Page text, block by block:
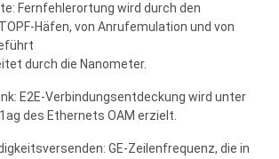
Fernfehlerortung wird durch den
Häfen, von Anrufemulation und von
durch die Nanometer.
E2E-Verbindungsentdeckung wird unter
des Ethernets OAM erzielt.
GE-Zeilenfrequenz, die in